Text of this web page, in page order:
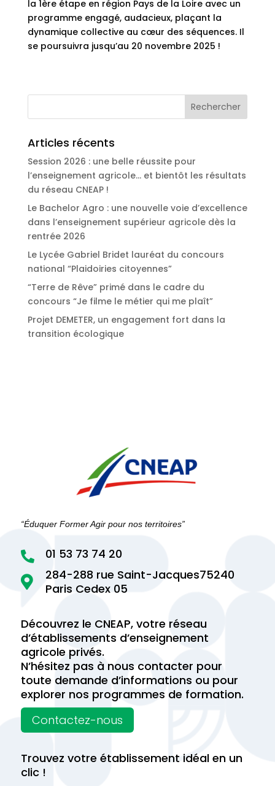
la 1ère étape en région Pays de la Loire avec un
programme engagé, audacieux, plaçant la
dynamique collective au cœur des séquences. Il
se poursuivra jusqu’au 20 novembre 2025 !
Articles récents
Session 2026 : une belle réussite pour
l’enseignement agricole… et bientôt les résultats
du réseau CNEAP !
Le Bachelor Agro : une nouvelle voie d’excellence
dans l’enseignement supérieur agricole dès la
rentrée 2026
Le Lycée Gabriel Bridet lauréat du concours
national “Plaidoiries citoyennes”
“Terre de Rêve” primé dans le cadre du
concours “Je filme le métier qui me plaît”
Projet DEMETER, un engagement fort dans la
transition écologique
“Éduquer Former Agir pour nos territoires”


284-288 rue Saint-Jacques75240
Paris Cedex 05
01 53 73 74 20
Découvrez le CNEAP, votre réseau
d’établissements d’enseignement
agricole privés.
N’hésitez pas à nous contacter pour
toute demande d’informations ou pour
explorer nos programmes de formation.
Contactez-nous
Trouvez votre établissement idéal en un
clic !